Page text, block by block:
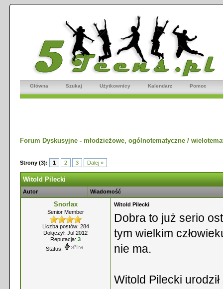
Główna Szukaj Użytkownicy Kalendarz Pomoc
Forum Dyskusyjne - młodzieżowe, ogólnotematyczne /
Strony (3): 1 2 3 Dalej »
Witold Pilecki
Autor Wiadomość
Snorlax
Senior Member
Liczba postów: 284
Dołączył: Jul 2012
Reputacja: 3
Status:
Witold Pilecki
Dobra to już serio
tym wielkim
nie ma.
Witold Pilecki